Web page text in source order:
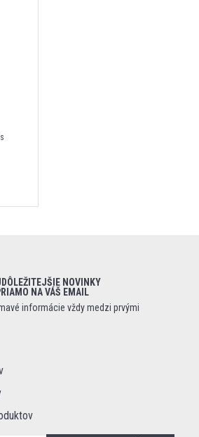
NOVINKY
NA VÁŠ EMAIL
informácie vždy medzi prvými